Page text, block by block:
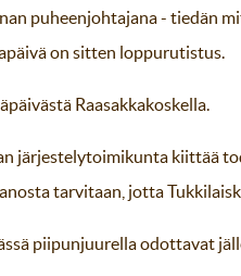
puheenjohtajana - tiedän
on sitten loppurutistus.
Raasakkakoskella.
järjestelytoimikunta kiittää
tarvitaan, jotta
piipunjuurella odottavat